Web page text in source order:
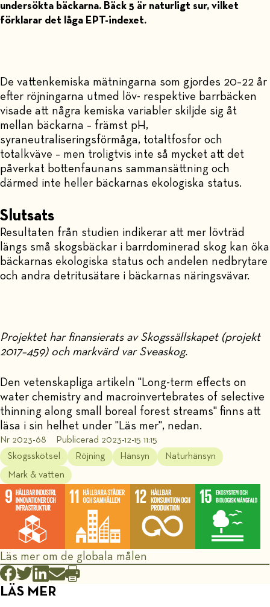
undersökta bäckarna. Bäck 5 är naturligt sur, vilket
förklarar det låga EPT-indexet.
De vattenkemiska mätningarna som gjordes 20–22 år
efter röjningarna utmed löv- respektive barrbäcken
visade att några kemiska variabler skiljde sig åt
mellan bäckarna – främst pH,
syraneutraliseringsförmåga, totaltfosfor och
totalkväve – men troligtvis inte så mycket att det
påverkat bottenfaunans sammansättning och
därmed inte heller bäckarnas ekologiska status.
Slutsats
Resultaten från studien indikerar att mer lövträd
längs små skogsbäckar i barrdominerad skog kan öka
bäckarnas ekologiska status och andelen nedbrytare
och andra detritusätare i bäckarnas näringsvävar.
Projektet har finansierats av Skogssällskapet (projekt
2017–459) och markvärd var Sveaskog.
Den vetenskapliga artikeln "Long-term effects on
water chemistry and macroinvertebrates of selective
thinning along small boreal forest streams" finns att
läsa i sin helhet under "Läs mer", nedan.
Nr 2023-68
Publicerad 2023-12-15 11:15
Skogsskötsel
Röjning Hänsyn Naturhänsyn
Mark & vatten
Läs mer om de globala målen
LÄS MER